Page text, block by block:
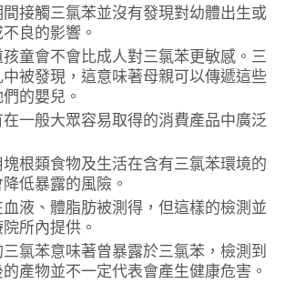
接觸三氯苯並沒有發現對幼體出生或
良的影響。
童會不會比成人對三氯苯更敏感。三
被發現，這意味著母親可以傳遞這些
的嬰兒。
一般大眾容易取得的消費產品中廣泛
根類食物及生活在含有三氯苯環境的
低暴露的風險。
液、體脂肪被測得，但這樣的檢測並
所內提供。
氯苯意味著曾暴露於三氯苯，檢測到
產物並不一定代表會產生健康危害。